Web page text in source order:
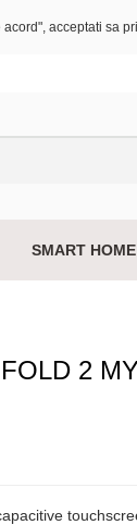
acceptati sa
SMART HOME
2